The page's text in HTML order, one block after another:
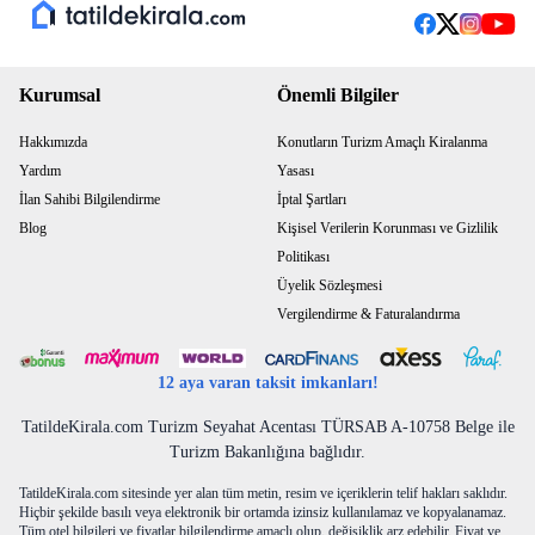
Such a lovely host, love it.
Sabahları camlardan süzülen ışıkla uyanmak ayrı bir
keyifti Havuzu tamamen özel. Dekorasyonu modern,
mobilyalar kalite ürünü. Her detayıyla huzur veren bir
hazırlanmış, eksikleri yoktu. Havuz temizliği çok iyiydi,
çocuklat havuzdan hiç çıkamdı. Konum olarak gezilecek
Ahmet Efe Ç.
Kurumsal
Hakkımızda
Yardım
İlan Sahibi Bilgilendirme
Blog
Önemli Bilgiler
Konutların Turizm Amaçlı Kiralanma
Yasası
İptal Şartları
Kişisel Verilerin Korunması ve Gizlilik
Politikası
Üyelik Sözleşmesi
Vergilendirme & Faturalandırma
12 aya varan taksit imkanları!
TatildeKirala.com Turizm Seyahat Acentası TÜRSAB A-10758 Belge ile
Turizm Bakanlığına bağlıdır.
TatildeKirala.com sitesinde yer alan tüm metin, resim ve içeriklerin telif hakları saklıdır.
Hiçbir şekilde basılı veya elektronik bir ortamda izinsiz kullanılamaz ve kopyalanamaz.
Tüm otel bilgileri ve fiyatlar bilgilendirme amaçlı olup, değişiklik arz edebilir. Fiyat ve